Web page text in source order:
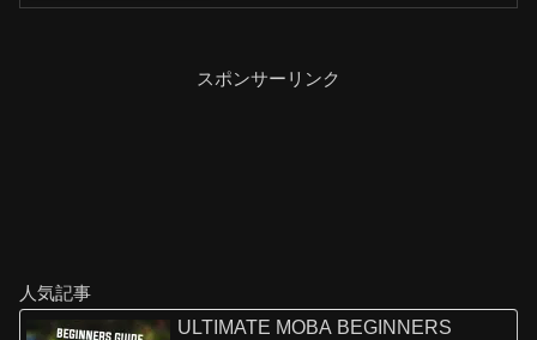
スポンサーリンク
人気記事
ULTIMATE MOBA BEGINNERS